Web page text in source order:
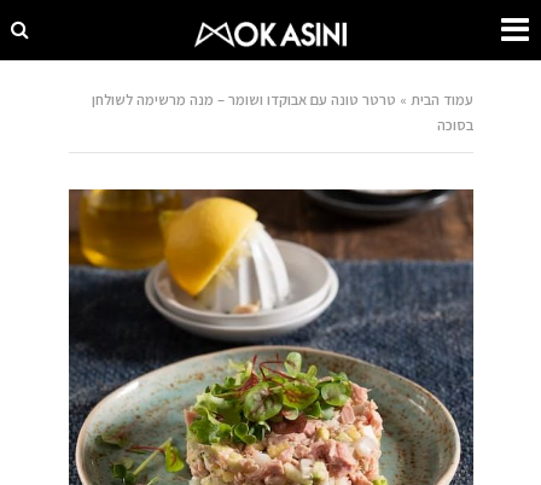
עמוד הבית » טרטר טונה עם אבוקדו ושומר – מנה מרשימה לשולחן
בסוכה